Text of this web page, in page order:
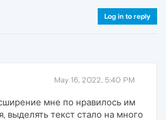
Log in to reply
May 16, 2022, 5:40 PM
мне по нравилось им
выделять текст стало на много